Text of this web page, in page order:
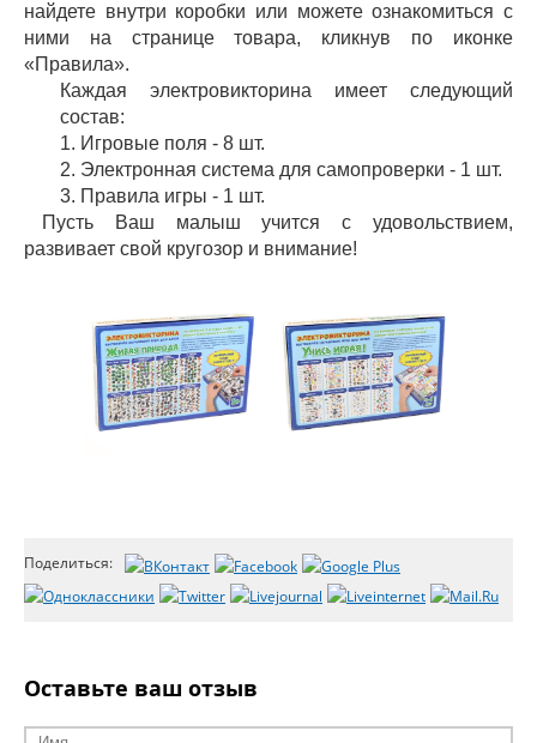
найдете внутри коробки или можете ознакомиться с
ними на странице товара, кликнув по иконке
«Правила».
Каждая электровикторина имеет следующий
состав:
1. Игровые поля - 8 шт.
2. Электронная система для самопроверки - 1 шт.
3. Правила игры - 1 шт.
Пусть Ваш малыш учится с удовольствием,
развивает свой кругозор и внимание!
Поделиться:
Оставьте ваш отзыв